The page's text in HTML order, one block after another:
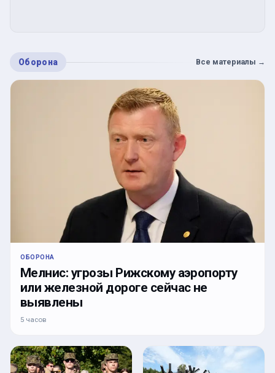
Оборона Все материалы →
ОБОРОНА
Мелнис: угрозы Рижскому аэропорту
или железной дороге сейчас не
выявлены
5 часов